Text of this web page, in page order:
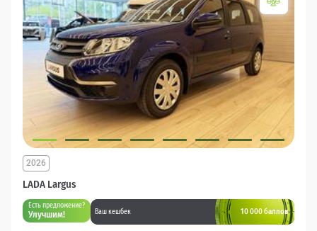
LADA Largus
2026
Есть предложение?
Улучшим! Ваш кешбек 10 000 баллов